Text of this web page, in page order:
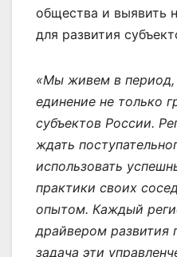
общества и выявить
для развития
«Мы живем в период,
единение не только
субъектов России.
ждать
использовать
практики своих
опытом. Каждый
драйвером развития
задача эти